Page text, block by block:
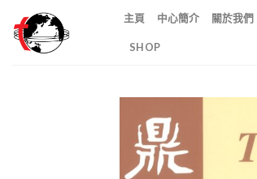
content
主頁 中心簡介 關於我們
SHOP